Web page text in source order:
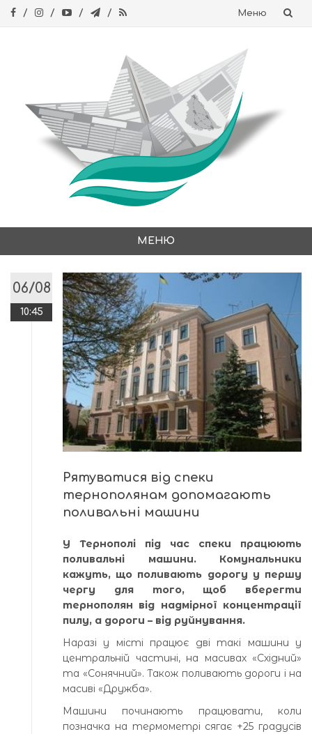
Меню
МЕНЮ
content
06/08
10:45
Рятуватися від спеки
тернополянам допомагають
поливальні машини
У Тернополі під час спеки працюють
поливальні машини. Комунальники
кажуть, що поливають дорогу у першу
чергу для того, щоб вберегти
тернополян від надмірної концентрації
пилу, а дороги – від руйнування.
Наразі у місті працює дві такі машини у
центральній частині, на масивах «Східний»
та «Сонячний». Також поливають дороги і на
масиві «Дружба».
Машини починають працювати, коли
позначка на термометрі сягає +25 градусів